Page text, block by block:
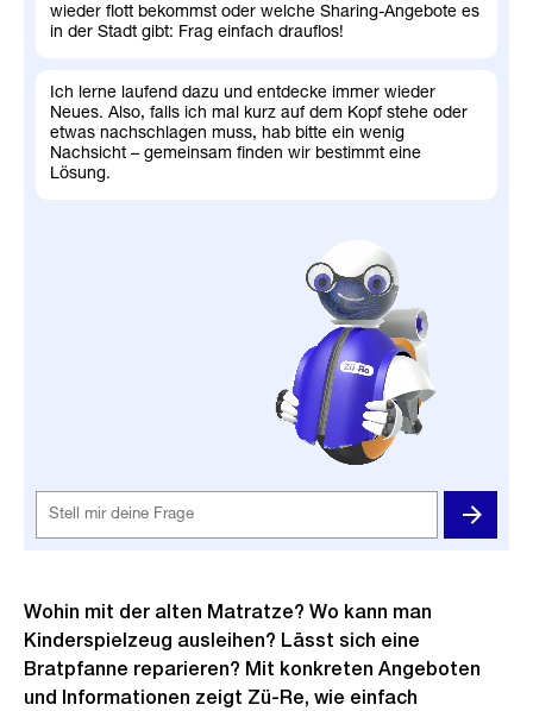
wieder flott bekommst oder welche Sharing-Angebote es
in der Stadt gibt: Frag einfach drauflos!
Ich lerne laufend dazu und entdecke immer wieder
Neues. Also, falls ich mal kurz auf dem Kopf stehe oder
etwas nachschlagen muss, hab bitte ein wenig
Nachsicht – gemeinsam finden wir bestimmt eine
Lösung.
Wohin mit der alten Matratze? Wo kann man
Kinderspielzeug ausleihen? Lässt sich eine
Bratpfanne reparieren? Mit konkreten Angeboten
und Informationen zeigt Zü-Re, wie einfach